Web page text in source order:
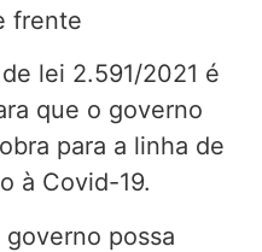
frente
lei 2.591/2021 é
que o governo
para a linha de
à Covid-19.
possa